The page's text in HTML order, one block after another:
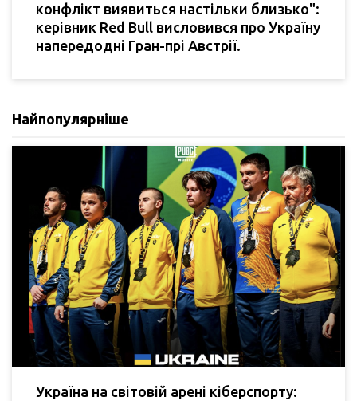
конфлікт виявиться настільки близько":
керівник Red Bull висловився про Україну
напередодні Гран-прі Австрії.
Найпопулярніше
Україна на світовій арені кіберспорту: